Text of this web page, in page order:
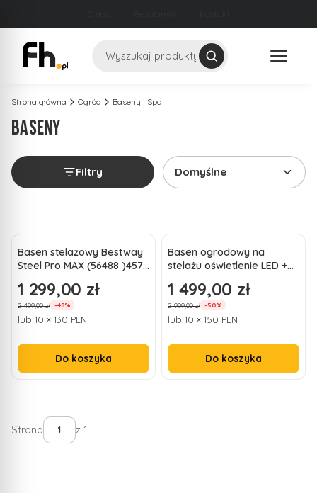
Szukaj
Strona główna Ogród Baseny i Spa
BASENY
Filtry Domyślne
Lista produktów
Basen stelażowy Bestway
Steel Pro MAX (56488 )457
mata pokrywa
Cena promocyjna
1 299,00 zł
2 499,00 zł -48%
lub 10 × 130 PLN
Do koszyka
Basen ogrodowy na
stelażu oświetlenie LED +
Bestway 561GD
Cena promocyjna
1 499,00 zł
2 999,00 zł -50%
lub 10 × 150 PLN
Do koszyka
Strona z 1